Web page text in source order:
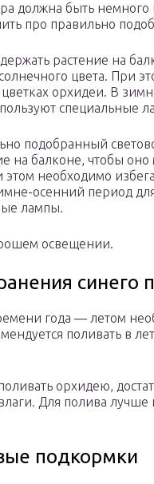
должна быть
про правильно
растение на
цвета. При
орхидеи. В
специальные
подобранный
на балконе, чтобы оно
этом необходимо
осенний период
лампы.
освещении.
синего
года — летом
поливать в
орхидею,
Для полива лучше
подкормки